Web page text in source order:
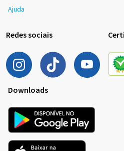
Ajuda
Redes sociais
Downloads